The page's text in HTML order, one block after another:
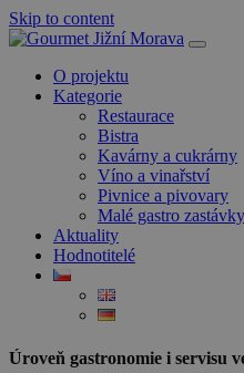
Skip to content
O projektu
Kategorie
Restaurace
Bistra
Kavárny a cukrárny
Víno a vinařství
Pivnice a pivovary
Malé gastro zastávky
Aktuality
Hodnotitelé
Úroveň gastronomie i servisu